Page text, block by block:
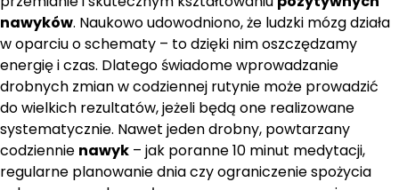
nawyków. Naukowo udowodniono, że ludzki mózg działa
w oparciu o schematy – to dzięki nim oszczędzamy
energię i czas. Dlatego świadome wprowadzanie
drobnych zmian w codziennej rutynie może prowadzić
do wielkich rezultatów, jeżeli będą one realizowane
systematycznie. Nawet jeden drobny, powtarzany
codziennie nawyk – jak poranne 10 minut medytacji,
regularne planowanie dnia czy ograniczenie spożycia